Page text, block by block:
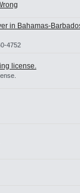
in Bahamas-
4752
license.